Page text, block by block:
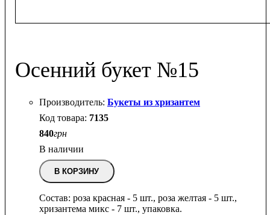
Осенний букет №15
Букеты из хризантем
7135
840грн
В наличии
В КОРЗИНУ
Состав: роза красная - 5 шт., роза желтая - 5 шт.,
хризантема микс - 7 шт., упаковка.